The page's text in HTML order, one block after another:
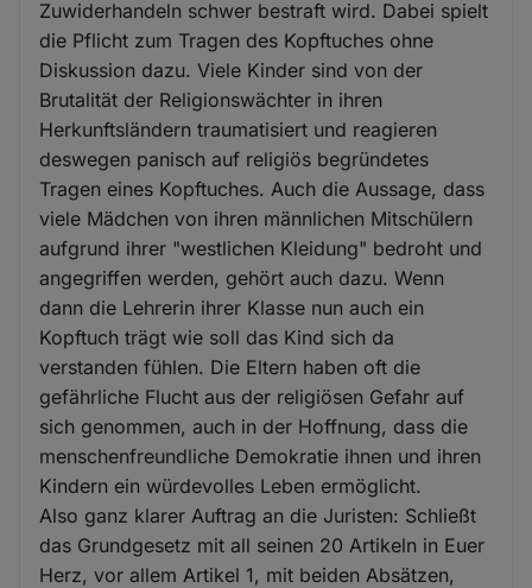
Zuwiderhandeln schwer bestraft wird. Dabei spielt
die Pflicht zum Tragen des Kopftuches ohne
Diskussion dazu. Viele Kinder sind von der
Brutalität der Religionswächter in ihren
Herkunftsländern traumatisiert und reagieren
deswegen panisch auf religiös begründetes
Tragen eines Kopftuches. Auch die Aussage, dass
viele Mädchen von ihren männlichen Mitschülern
aufgrund ihrer "westlichen Kleidung" bedroht und
angegriffen werden, gehört auch dazu. Wenn
dann die Lehrerin ihrer Klasse nun auch ein
Kopftuch trägt wie soll das Kind sich da
verstanden fühlen. Die Eltern haben oft die
gefährliche Flucht aus der religiösen Gefahr auf
sich genommen, auch in der Hoffnung, dass die
menschenfreundliche Demokratie ihnen und ihren
Kindern ein würdevolles Leben ermöglicht.
Also ganz klarer Auftrag an die Juristen: Schließt
das Grundgesetz mit all seinen 20 Artikeln in Euer
Herz, vor allem Artikel 1, mit beiden Absätzen,